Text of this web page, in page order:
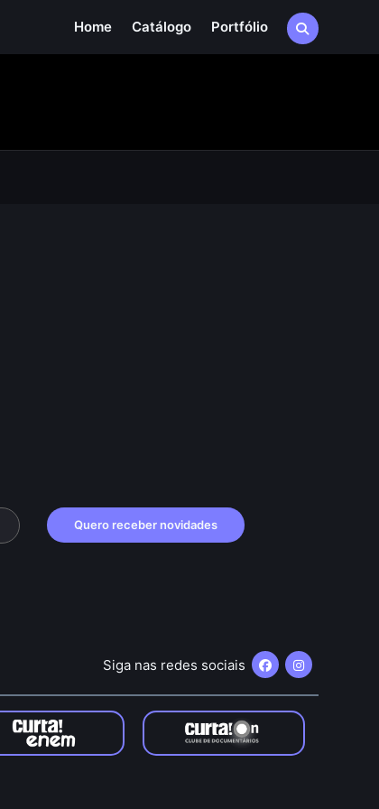
Home Catálogo Portfólio
Quero receber novidades
Siga nas redes sociais